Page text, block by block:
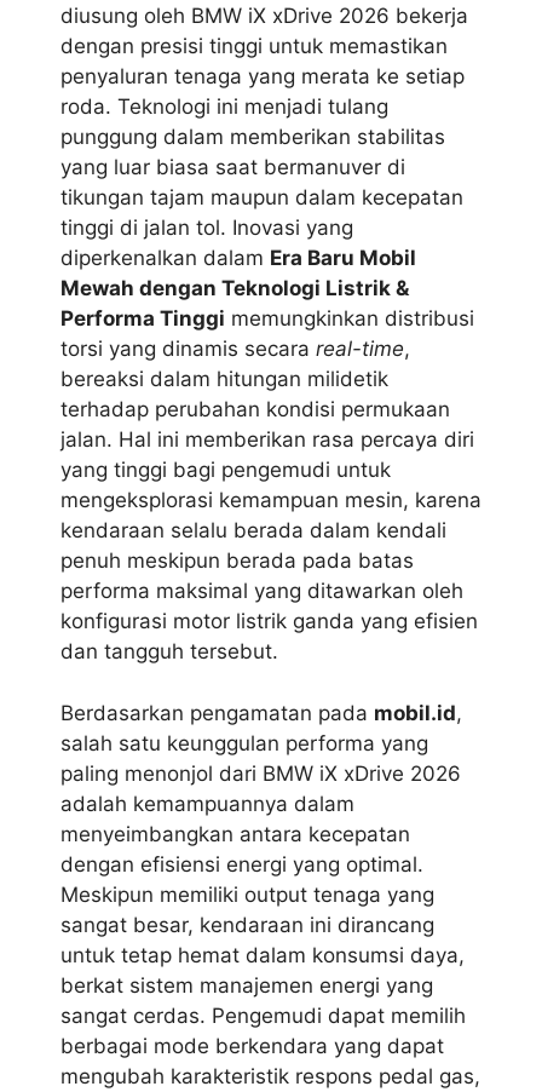
diusung oleh BMW iX xDrive 2026 bekerja
dengan presisi tinggi untuk memastikan
penyaluran tenaga yang merata ke setiap
roda. Teknologi ini menjadi tulang
punggung dalam memberikan stabilitas
yang luar biasa saat bermanuver di
tikungan tajam maupun dalam kecepatan
tinggi di jalan tol. Inovasi yang
diperkenalkan dalam Era Baru Mobil
Mewah dengan Teknologi Listrik &
Performa Tinggi memungkinkan distribusi
torsi yang dinamis secara real-time,
bereaksi dalam hitungan milidetik
terhadap perubahan kondisi permukaan
jalan. Hal ini memberikan rasa percaya diri
yang tinggi bagi pengemudi untuk
mengeksplorasi kemampuan mesin, karena
kendaraan selalu berada dalam kendali
penuh meskipun berada pada batas
performa maksimal yang ditawarkan oleh
konfigurasi motor listrik ganda yang efisien
dan tangguh tersebut.
Berdasarkan pengamatan pada mobil.id,
salah satu keunggulan performa yang
paling menonjol dari BMW iX xDrive 2026
adalah kemampuannya dalam
menyeimbangkan antara kecepatan
dengan efisiensi energi yang optimal.
Meskipun memiliki output tenaga yang
sangat besar, kendaraan ini dirancang
untuk tetap hemat dalam konsumsi daya,
berkat sistem manajemen energi yang
sangat cerdas. Pengemudi dapat memilih
berbagai mode berkendara yang dapat
mengubah karakteristik respons pedal gas,